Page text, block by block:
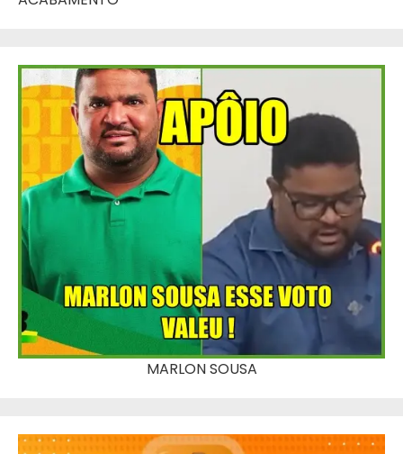
MARLON SOUSA